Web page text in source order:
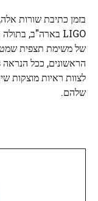
בזמן כתיבת שורות
LIGO
של משימת תצפית
לצוות ראיות מוצקות
שלהם.